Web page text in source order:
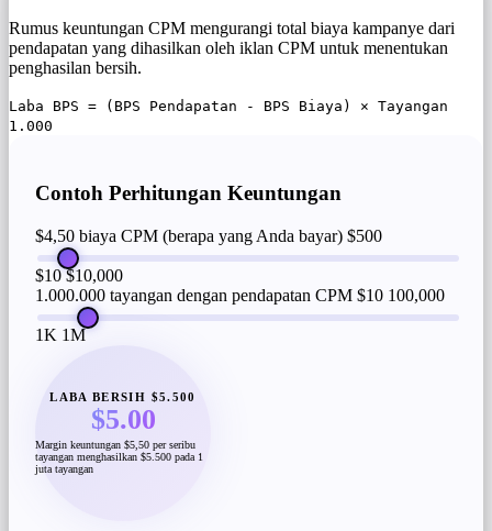
Rumus keuntungan CPM mengurangi total biaya kampanye dari
pendapatan yang dihasilkan oleh iklan CPM untuk menentukan
penghasilan bersih.
Laba BPS = (BPS Pendapatan - BPS Biaya) × Tayangan
1.000
Contoh Perhitungan Keuntungan
$4,50 biaya CPM (berapa yang Anda bayar) $500
$10 $10,000
1.000.000 tayangan dengan pendapatan CPM $10 100,000
1K 1M
LABA BERSIH $5.500
$5.00
Margin keuntungan $5,50 per seribu
tayangan menghasilkan $5.500 pada 1
juta tayangan